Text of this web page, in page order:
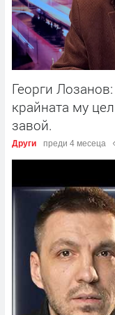
Георги
крайната му
завой.
Други преди 4 месеца